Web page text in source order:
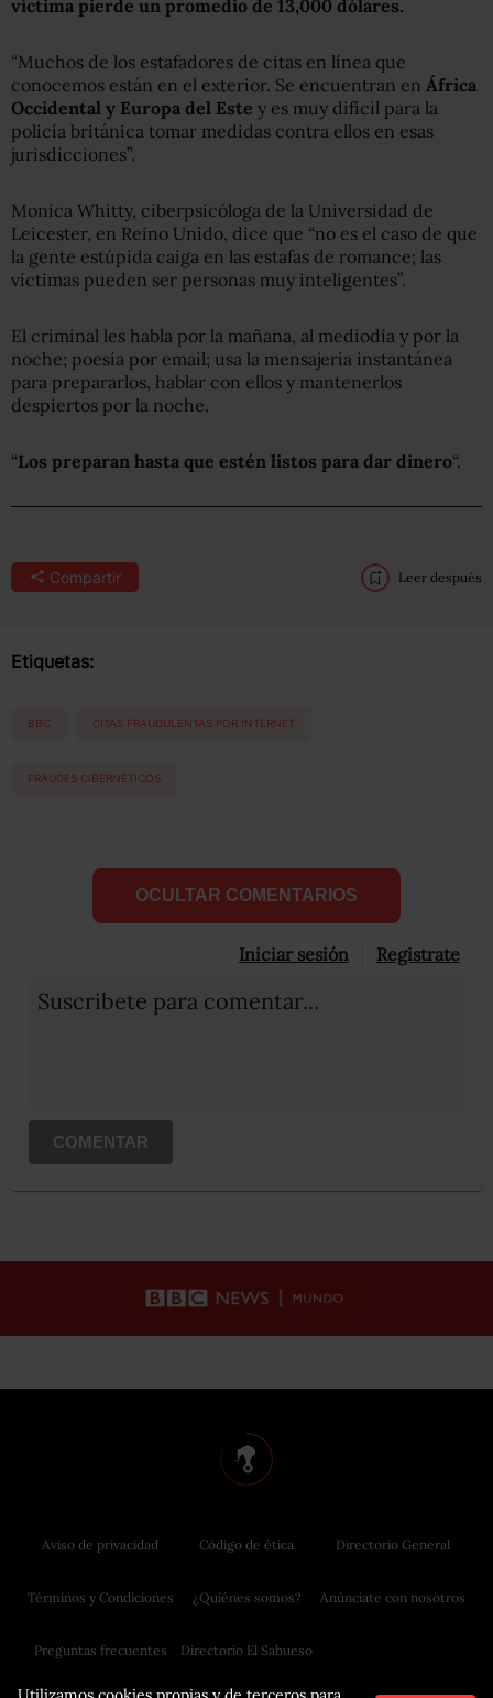
víctima pierde un promedio de 13,000 dólares.
“Muchos de los estafadores de citas en línea que
conocemos están en el exterior. Se encuentran en África
Occidental y Europa del Este y es muy difícil para la
policía británica tomar medidas contra ellos en esas
jurisdicciones”.
Monica Whitty, ciberpsicóloga de la Universidad de
Leicester, en Reino Unido, dice que “no es el caso de que
la gente estúpida caiga en las estafas de romance; las
víctimas pueden ser personas muy inteligentes”.
El criminal les habla por la mañana, al mediodía y por la
noche; poesía por email; usa la mensajería instantánea
para prepararlos, hablar con ellos y mantenerlos
despiertos por la noche.
“Los preparan hasta que estén listos para dar dinero“.
Compartir Leer después
Etiquetas:
BBC CITAS FRAUDULENTAS POR INTERNET
FRAUDES CIBERNETICOS
OCULTAR COMENTARIOS
Iniciar sesión Registrate
Suscribete para comentar...
COMENTAR
Aviso de privacidad
Términos y Condiciones
Preguntas frecuentes
Código de ética
¿Quiénes somos?
Directorio El Sabueso
Directorio General
Anúnciate con nosotros